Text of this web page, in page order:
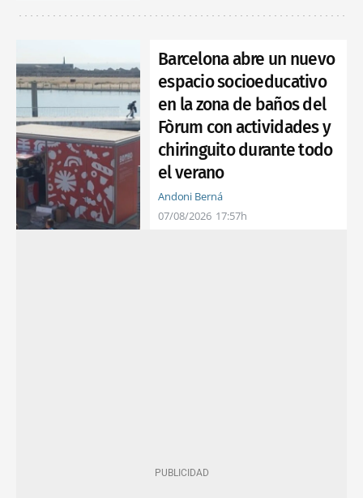
Barcelona abre un nuevo
espacio socioeducativo
en la zona de baños del
Fòrum con actividades y
chiringuito durante todo
el verano
Andoni Berná
07/08/2026 17:57h